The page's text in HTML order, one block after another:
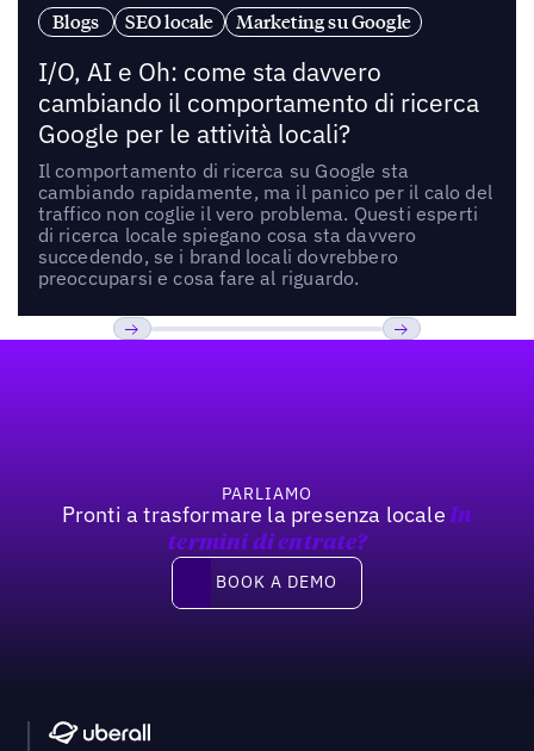
Blogs SEO locale Marketing su Google
I/O, AI e Oh: come sta davvero
cambiando il comportamento di ricerca
Google per le attività locali?
Il comportamento di ricerca su Google sta
cambiando rapidamente, ma il panico per il calo del
traffico non coglie il vero problema. Questi esperti
di ricerca locale spiegano cosa sta davvero
succedendo, se i brand locali dovrebbero
preoccuparsi e cosa fare al riguardo.
PARLIAMO
Pronti a trasformare la presenza locale In
termini di entrate?
Book a demo
BOOK A DEMO